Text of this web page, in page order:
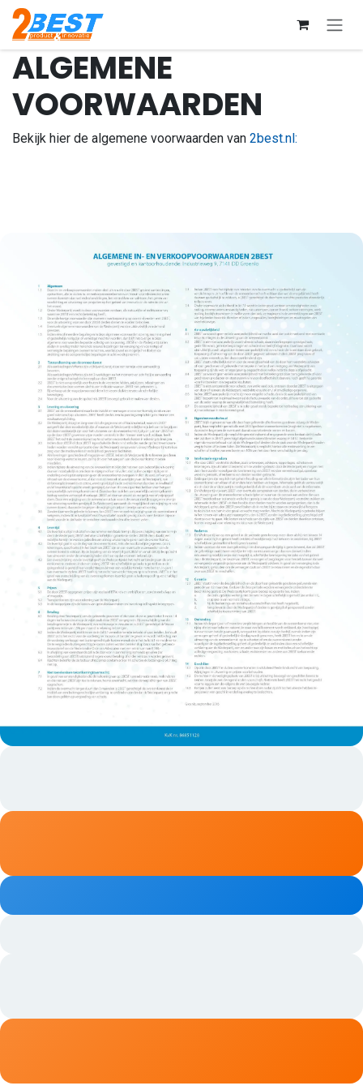
Overslaan naar inhoud
ALGEMENE
VOORWAARDEN
Bekijk hier de algemene voorwaarden van 2best.nl: